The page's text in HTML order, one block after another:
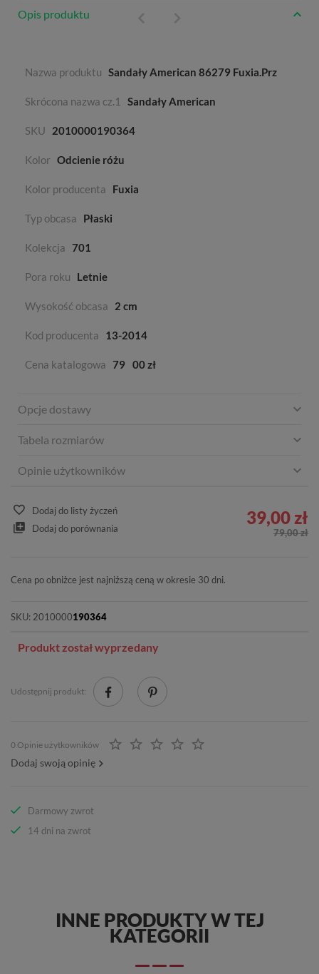
Opis produktu
Nazwa produktu Sandały American 86279 Fuxia.Prz
Skrócona nazwa cz.1 Sandały American
SKU 2010000190364
Kolor Odcienie różu
Kolor producenta Fuxia
Typ obcasa Płaski
Kolekcja 701
Pora roku Letnie
Wysokość obcasa 2 cm
Kod producenta 13-2014
Cena katalogowa 79 00 zł
Opcje dostawy
Tabela rozmiarów
Opinie użytkowników
Dodaj do listy życzeń
Dodaj do porównania
39,00 zł
79,00 zł
Cena po obniżce jest najniższą ceną w okresie 30 dni.
SKU: 2010000190364
Produkt został wyprzedany
Udostępnij produkt:
0 Opinie użytkowników
Dodaj swoją opinię
Darmowy zwrot
14 dni na zwrot
INNE PRODUKTY W TEJ
KATEGORII